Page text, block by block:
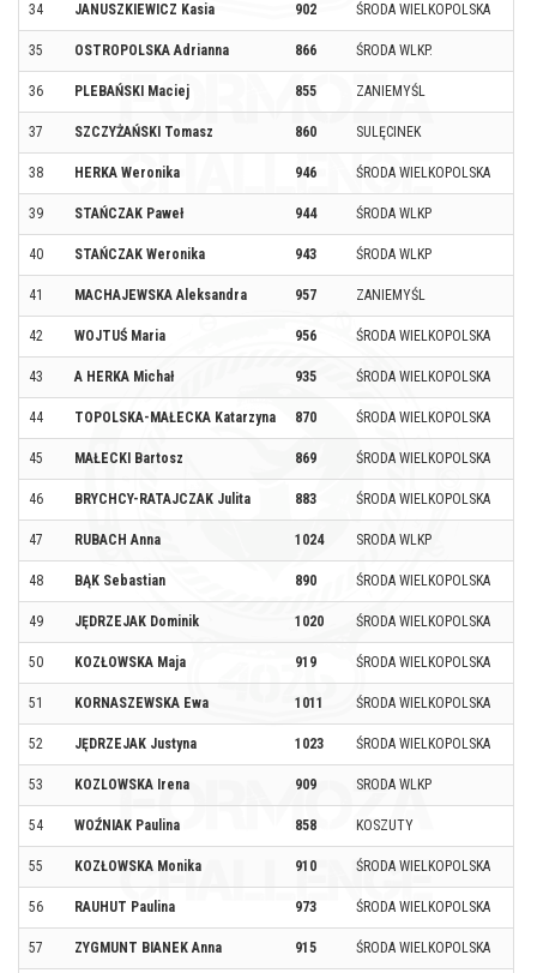
34 JANUSZKIEWICZ Kasia 902 ŚRODA WIELKOPOLSKA
35 OSTROPOLSKA Adrianna 866 ŚRODA WLKP.
36 PLEBAŃSKI Maciej 855 ZANIEMYŚL
37 SZCZYŻAŃSKI Tomasz 860 SULĘCINEK
38 HERKA Weronika 946 ŚRODA WIELKOPOLSKA
39 STAŃCZAK Paweł 944 ŚRODA WLKP
40 STAŃCZAK Weronika 943 ŚRODA WLKP
41 MACHAJEWSKA Aleksandra 957 ZANIEMYŚL
42 WOJTUŚ Maria 956 ŚRODA WIELKOPOLSKA
43 A HERKA Michał 935 ŚRODA WIELKOPOLSKA
44 TOPOLSKA-MAŁECKA Katarzyna 870 ŚRODA WIELKOPOLSKA
45 MAŁECKI Bartosz 869 ŚRODA WIELKOPOLSKA
46 BRYCHCY-RATAJCZAK Julita 883 ŚRODA WIELKOPOLSKA
47 RUBACH Anna 1024 SRODA WLKP
48 BĄK Sebastian 890 ŚRODA WIELKOPOLSKA
49 JĘDRZEJAK Dominik 1020 ŚRODA WIELKOPOLSKA
50 KOZŁOWSKA Maja 919 ŚRODA WIELKOPOLSKA
51 KORNASZEWSKA Ewa 1011 ŚRODA WIELKOPOLSKA
52 JĘDRZEJAK Justyna 1023 ŚRODA WIELKOPOLSKA
53 KOZLOWSKA Irena 909 SRODA WLKP
54 WOŹNIAK Paulina 858 KOSZUTY
55 KOZŁOWSKA Monika 910 ŚRODA WIELKOPOLSKA
56 RAUHUT Paulina 973 ŚRODA WIELKOPOLSKA
57 ZYGMUNT BIANEK Anna 915 ŚRODA WIELKOPOLSKA